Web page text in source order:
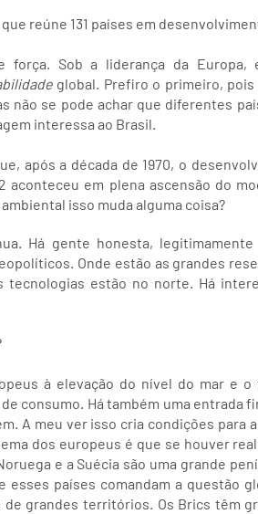
reúne 131 países em
Sob a liderança da Europa,
global. Prefiro o primeiro, pois
não se pode achar que diferentes
interessa ao Brasil.
após a década de 1970, o
em plena ascensão do
isso muda alguma coisa?
Há gente honesta,
Onde estão as grandes
tecnologias estão no norte. Há
à elevação do nível do mar e
consumo. Há também uma entrada
A meu ver isso cria condições para
dos europeus é que se houver
e a Suécia são uma grande
esses países comandam a questão
grandes territórios. Os Brics têm